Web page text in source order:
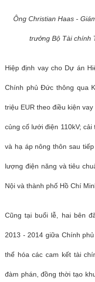
Ông Christian Haas -
trưởng Bộ Tài chính
Hiệp định vay cho Dự án
Chính phủ Đức thông qua
triệu EUR theo điều kiện
củng cố lưới điện 110kV;
và hạ áp nông thôn sau
lượng điện năng và tiêu
Nội và thành phố Hồ Chí
Cũng tại buổi lễ, hai bên
2013 - 2014 giữa Chính
thể hóa các cam kết tài
đàm phán, đồng thời tạo